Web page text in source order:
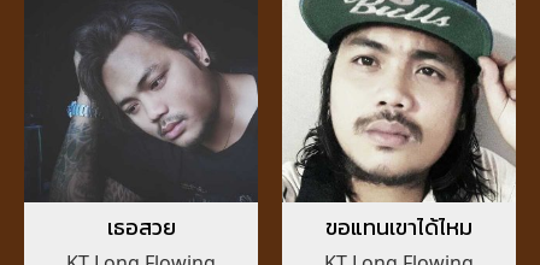
เธอสวย ขอแทนเขาได้ไหม